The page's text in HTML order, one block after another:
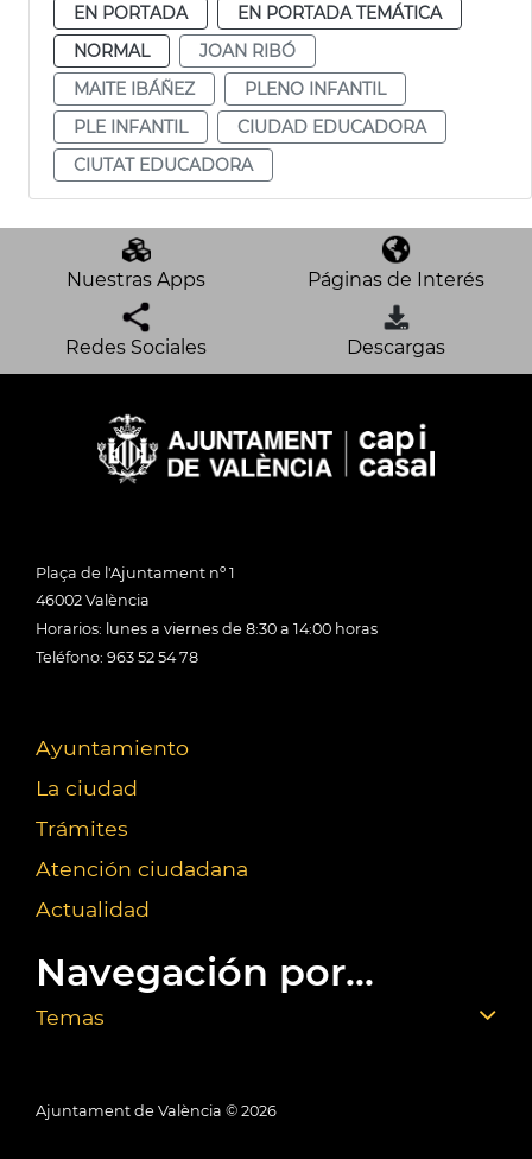
EN PORTADA
EN PORTADA TEMÁTICA
NORMAL
JOAN RIBÓ
MAITE IBÁÑEZ
PLENO INFANTIL
PLE INFANTIL
CIUDAD EDUCADORA
CIUTAT EDUCADORA
Nuestras Apps Páginas de Interés
Redes Sociales Descargas
Plaça de l'Ajuntament nº 1
46002 València
Horarios: lunes a viernes de 8:30 a 14:00 horas
Teléfono: 963 52 54 78
Ayuntamiento
La ciudad
Trámites
Atención ciudadana
Actualidad
Navegación por...
Temas
Ajuntament de València © 2026